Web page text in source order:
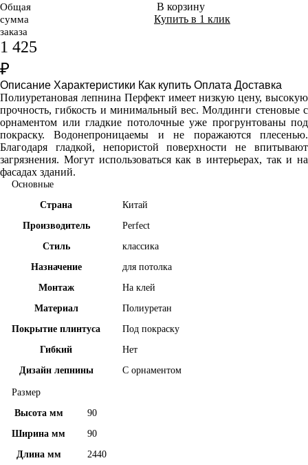
Общая
сумма
заказа
1 425
₽
В корзину
Купить в 1 клик
Описание Характеристики Как купить Оплата Доставка
Полиуретановая лепнина Перфект имеет низкую цену, высокую
прочность, гибкость и минимальный вес. Молдинги стеновые с
орнаментом или гладкие потолочные уже прогрунтованы под
покраску. Водонепроницаемы и не поражаются плесенью.
Благодаря гладкой, непористой поверхности не впитывают
загрязнения. Могут использоваться как в интерьерах, так и на
фасадах зданий.
Основные
Страна
Китай
Производитель
Perfect
Стиль
классика
Назначение
для потолка
Монтаж
На клей
Материал
Полиуретан
Покрытие плинтуса
Под покраску
Гибкий
Нет
Дизайн лепнины
С орнаментом
Размер
Высота мм
90
Ширина мм
90
Длина мм
2440